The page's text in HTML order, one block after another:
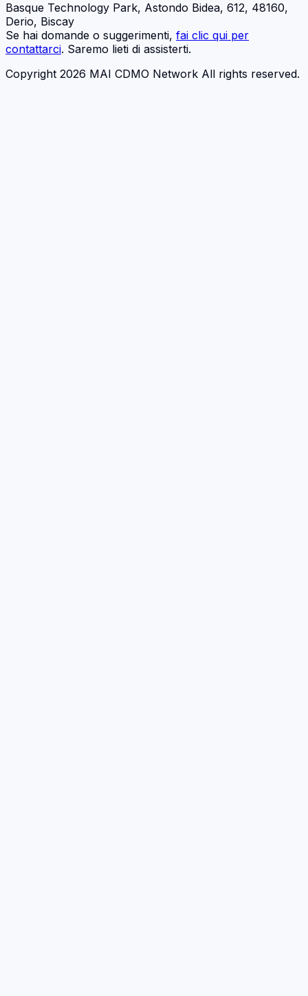
Basque Technology Park, Astondo Bidea, 612, 48160,
Derio, Biscay
Se hai domande o suggerimenti, fai clic qui per
contattarci. Saremo lieti di assisterti.
Copyright 2026 MAI CDMO Network All rights reserved.